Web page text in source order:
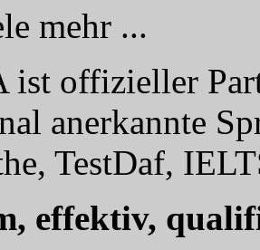
mehr ...
offizieller
anerkannte
TestDaf,
effektiv,